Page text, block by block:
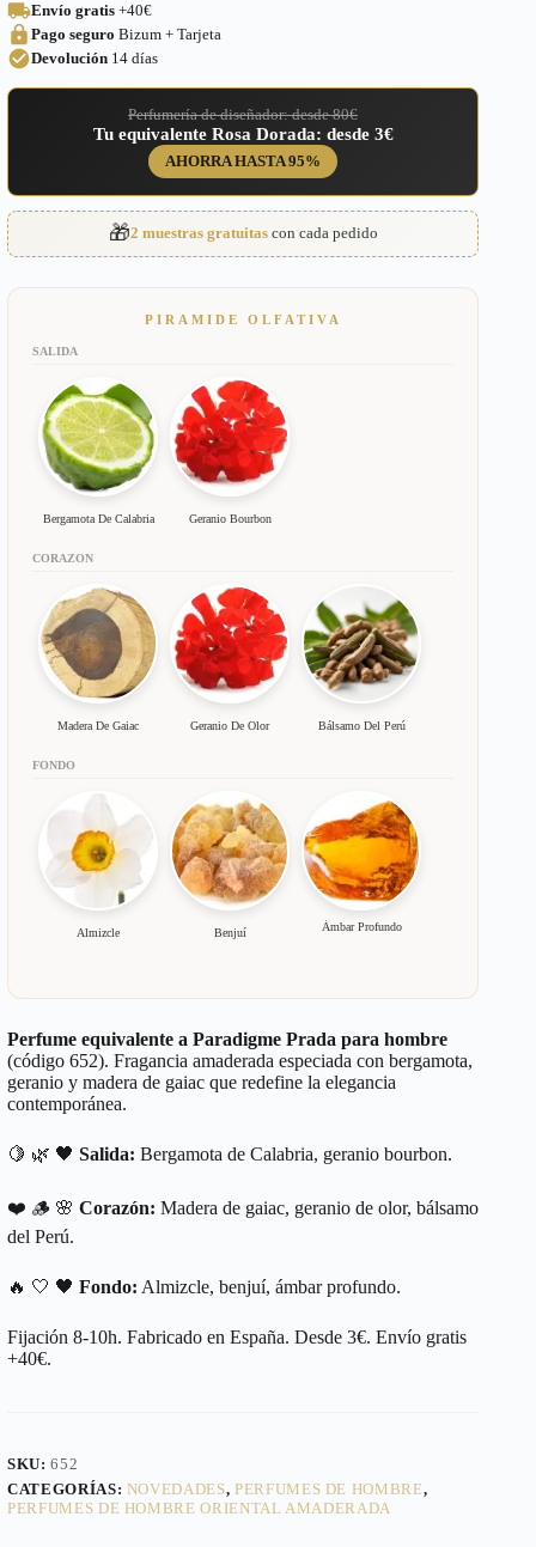
Prada
para
Hombre
652
Envío gratis +40€
Pago seguro Bizum + Tarjeta
Devolución 14 días
Perfumería de diseñador: desde 80€
Tu equivalente Rosa Dorada: desde 3€
AHORRA HASTA 95%
🎁2 muestras gratuitascon cada pedido
PIRAMIDE OLFATIVA
SALIDA
Bergamota De Calabria Geranio Bourbon
CORAZON
Madera De Gaiac Geranio De Olor Bálsamo Del Perú
FONDO
Almizcle Benjuí Ámbar Profundo
Perfume equivalente a Paradigme Prada para hombre
(código 652). Fragancia amaderada especiada con bergamota,
geranio y madera de gaiac que redefine la elegancia
contemporánea.
🍋 🌿 🖤 Salida: Bergamota de Calabria, geranio bourbon.
❤️ 🪵 🌸 Corazón: Madera de gaiac, geranio de olor, bálsamo
del Perú.
🔥 🤍 🖤 Fondo: Almizcle, benjuí, ámbar profundo.
Fijación 8-10h. Fabricado en España. Desde 3€. Envío gratis
+40€.
SKU:652
CATEGORÍAS: NOVEDADES, PERFUMES DE HOMBRE,
PERFUMES DE HOMBRE ORIENTAL AMADERADA